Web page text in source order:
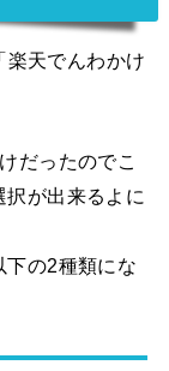
天でんわかけ
だったのでこ
が出来るよに
下の2種類にな